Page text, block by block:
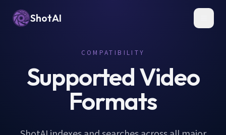
ShotAI
COMPATIBILITY
Supported Video
Formats